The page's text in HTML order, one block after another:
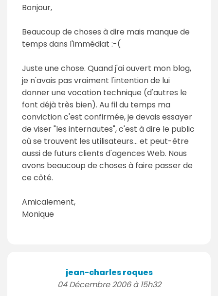
Bonjour,
Beaucoup de choses à dire mais manque de
temps dans l'immédiat :-(
Juste une chose. Quand j'ai ouvert mon blog,
je n'avais pas vraiment l'intention de lui
donner une vocation technique (d'autres le
font déjà très bien). Au fil du temps ma
conviction c'est confirmée, je devais essayer
de viser "les internautes", c'est à dire le public
où se trouvent les utilisateurs... et peut-être
aussi de futurs clients d'agences Web. Nous
avons beaucoup de choses à faire passer de
ce côté.
Amicalement,
Monique
jean-charles roques
04 Décembre 2006 à 15h32